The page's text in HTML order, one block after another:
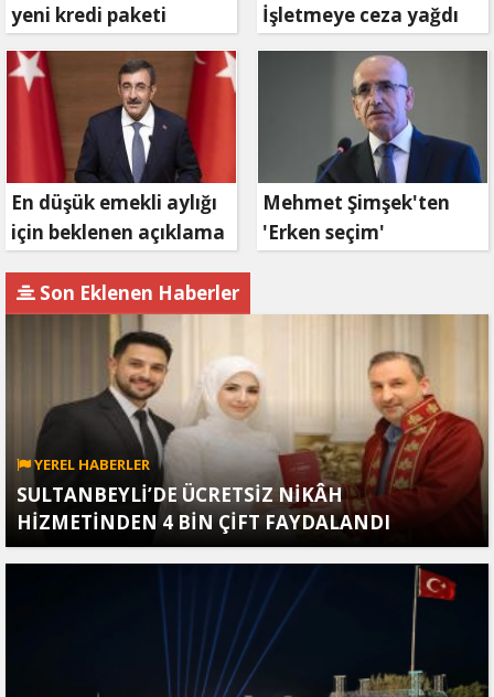
yeni kredi paketi
müjdesi: 6 ay geri
ödemesiz, 36 ay vadeli
İşletmeye ceza yağdı
En düşük emekli aylığı
için beklenen açıklama
Mehmet Şimşek'ten
'Erken seçim'
Son Eklenen Haberler
YEREL HABERLER
SULTANBEYLİ’DE ÜCRETSİZ NİKÂH
HİZMETİNDEN 4 BİN ÇİFT FAYDALANDI